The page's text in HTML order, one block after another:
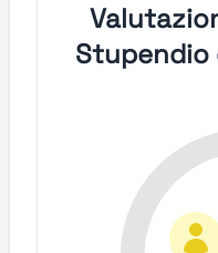
Stupendio